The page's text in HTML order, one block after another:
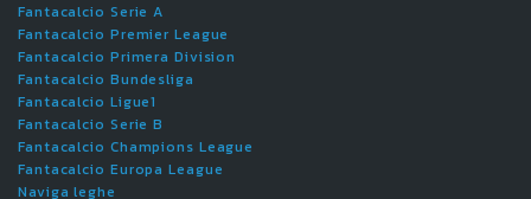
Fantacalcio Serie A
Fantacalcio Premier League
Fantacalcio Primera Division
Fantacalcio Bundesliga
Fantacalcio Ligue1
Fantacalcio Serie B
Fantacalcio Champions League
Fantacalcio Europa League
Naviga leghe